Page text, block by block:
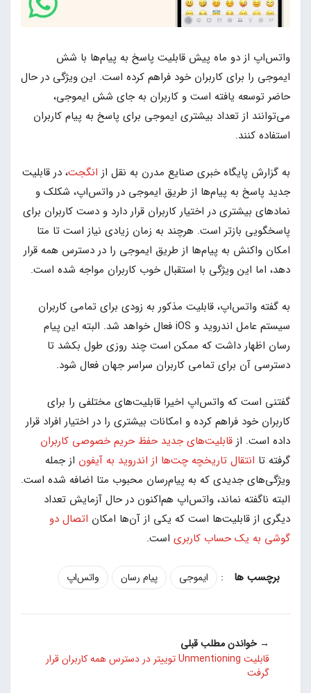
واتس‌اپ از دو ماه پیش قابلیت پاسخ به پیام‌ها با شش
ایموجی را برای کاربران خود فراهم کرده است. این ویژگی در حال
حاضر توسعه یافته است و کاربران به جای شش ایموجی،
می‌توانند از تعداد بیشتری ایموجی‌ برای پاسخ به پیام کاربران
استفاده کنند.
به گزارش پایگاه خبری صنایع مدرن به نقل از انگجت، در قابلیت
جدید پاسخ به پیام‌ها از طریق ایموجی در واتس‌اپ، شکلک و
نمادهای بیشتری در اختیار کاربران قرار دارد و دست کاربران برای
پاسخگویی بازتر است. هرچند به زمان زیادی نیاز است تا متا
امکان واکنش به پیام‌ها از طریق ایموجی را در دسترس همه قرار
دهد، اما این ویژگی با استقبال خوب کاربران مواجه شده است.
به گفته واتس‌اپ، قابلیت مذکور به زودی برای تمامی کاربران
سیستم عامل اندروید و iOS فعال خواهد شد. البته این پیام
رسان اظهار داشت که ممکن است چند روزی طول بکشد تا
دسترسی آن برای تمامی کاربران سراسر جهان فعال شود.
گفتنی است که واتس‌اپ اخیرا قابلیت‌های مختلفی را برای
کاربران خود فراهم کرده و امکانات بیشتری را در اختیار افراد قرار
داده است. از قابلیت‌های جدید حفظ حریم خصوصی کاربران
گرفته تا انتقال تاریخچه چت‌ها از اندروید به آیفون از جمله
ویژگی‌های جدیدی که به پیام‌رسان محبوب متا اضافه شده است.
البته ناگفته نماند، واتس‌اپ هم‌اکنون در حال آزمایش تعداد
دیگری از قابلیت‌ها است که یکی از آن‌ها امکان اتصال دو
گوشی به یک حساب کاربری است.
: ایموجی پیام رسان واتس‌اپ
→ خواندن مطلب قبلی
قابلیت Unmentioning توییتر در دسترس همه کاربران قرار
گرفت